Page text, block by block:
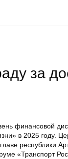
за
финансовой
в 2025 году.
республики
«Транспорт